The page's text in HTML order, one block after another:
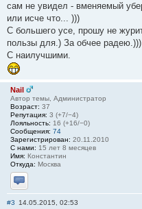
сам не увидел - вменяемый
или исче что... )))
С большего усе, прошу не
пользы для.) За обчее радею.)))
С наилучшими.
Nail
Автор темы, Администратор
Возраст: 37
Репутация: 3 (+7/−4)
Лояльность: 16 (+16/−0)
Сообщения: 74
Зарегистрирован: 20.11.2010
С нами: 15 лет 8 месяцев
Имя: Константин
Откуда: Москва
Отправить личное
#3 14.05.2015, 02:53